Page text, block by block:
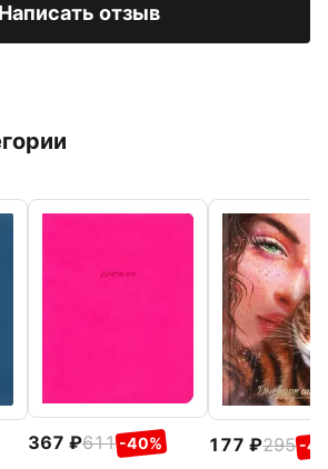
Написать отзыв
367 611 -40% 177 295 -